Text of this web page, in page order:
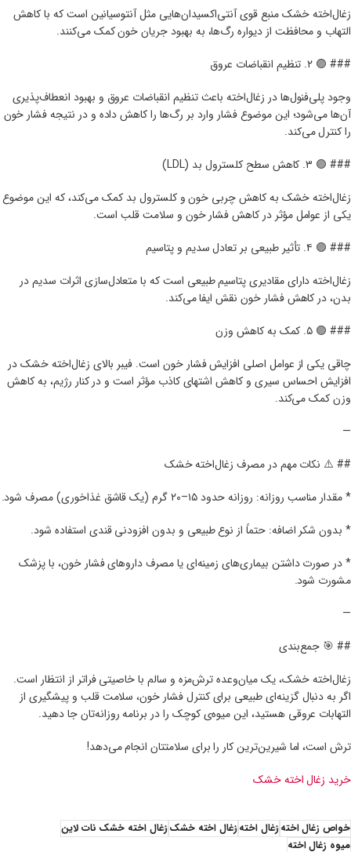
زغال‌اخته خشک منبع قوی آنتی‌اکسیدان‌هایی مثل آنتوسیانین است که با کاهش
التهاب و محافظت از دیواره رگ‌ها، به بهبود جریان خون کمک می‌کنند.
### 🟣 ۲. تنظیم انقباضات عروق
وجود پلی‌فنول‌ها در زغال‌اخته باعث تنظیم انقباضات عروق و بهبود انعطاف‌پذیری
آن‌ها می‌شود؛ این موضوع فشار وارد بر رگ‌ها را کاهش داده و در نتیجه فشار خون
را کنترل می‌کند.
### 🟣 ۳. کاهش سطح کلسترول بد (LDL)
زغال‌اخته خشک به کاهش چربی خون و کلسترول بد کمک می‌کند، که این موضوع
یکی از عوامل مؤثر در کاهش فشار خون و سلامت قلب است.
### 🟣 ۴. تأثیر طبیعی بر تعادل سدیم و پتاسیم
زغال‌اخته دارای مقادیری پتاسیم طبیعی است که با متعادل‌سازی اثرات سدیم در
بدن، در کاهش فشار خون نقش ایفا می‌کند.
### 🟣 ۵. کمک به کاهش وزن
چاقی یکی از عوامل اصلی افزایش فشار خون است. فیبر بالای زغال‌اخته خشک در
افزایش احساس سیری و کاهش اشتهای کاذب مؤثر است و در کنار رژیم، به کاهش
وزن کمک می‌کند.
—
## ⚠️ نکات مهم در مصرف زغال‌اخته خشک
* مقدار مناسب روزانه: روزانه حدود ۱۵–۲۰ گرم (یک قاشق غذاخوری) مصرف شود.
* بدون شکر اضافه: حتماً از نوع طبیعی و بدون افزودنی قندی استفاده شود.
* در صورت داشتن بیماری‌های زمینه‌ای یا مصرف داروهای فشار خون، با پزشک
مشورت شود.
—
## 🎯 جمع‌بندی
زغال‌اخته خشک، یک میان‌وعده ترش‌مزه و سالم با خاصیتی فراتر از انتظار است.
اگر به دنبال گزینه‌ای طبیعی برای کنترل فشار خون، سلامت قلب و پیشگیری از
التهابات عروقی هستید، این میوه‌ی کوچک را در برنامه روزانه‌تان جا دهید.
ترش است، اما شیرین‌ترین کار را برای سلامتتان انجام می‌دهد!
خرید زغال اخته خشک
خواص زغال اختهزغال اختهزغال اخته خشکزغال اخته خشک نات لاین
میوه زغال اخته